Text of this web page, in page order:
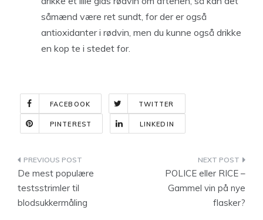
såmænd være ret sundt, for der er også
antioxidanter i rødvin, men du kunne også drikke
en kop te i stedet for.
FACEBOOK TWITTER
PINTEREST LINKEDIN
Indlægsnavigation
De mest populære
testsstrimler til
blodsukkermåling
POLICE eller RICE –
Gammel vin på nye
flasker?